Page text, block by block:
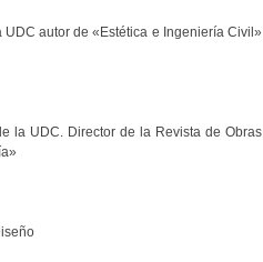
autor de «Estética e Ingeniería Civil»
la UDC. Director de la Revista de Obras